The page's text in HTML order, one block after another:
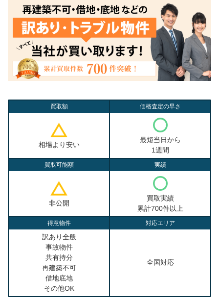
買取額
相場より安い
価格査定の早さ
最短当日から
1週間
買取可能額
非公開
実績
買取実績
累計700件以上
得意物件
訳あり全般
事故物件
共有持分
再建築不可
借地底地
その他OK
対応エリア
全国対応